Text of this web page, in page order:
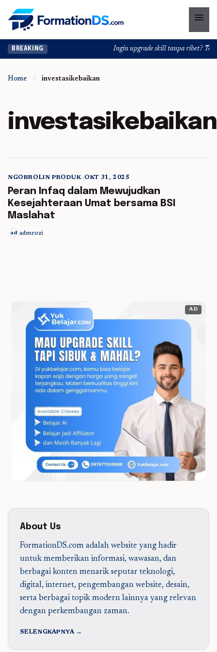
menu
BREAKING Ingin upgrade skill tanpa ribet?
Home / investasikebaikan
investasikebaikan
NGOBROLIN PRODUK•OKT 31, 2025
Peran Infaq dalam Mewujudkan
Kesejahteraan Umat bersama BSI
Maslahat
ad admrozi
AD
About Us
FormationDS.com adalah website yang hadir
untuk memberikan informasi, wawasan, dan
berbagai konten menarik seputar teknologi,
digital, internet, pengembangan website, desain,
serta berbagai topik modern lainnya yang relevan
dengan perkembangan zaman.
SELENGKAPNYA →